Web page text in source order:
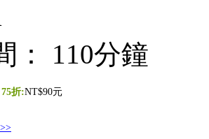
： 110分鐘
75折:NT$90元